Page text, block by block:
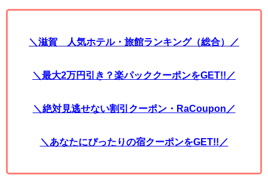
＼滋賀 人気ホテル・旅館ランキング（総合）／
＼最大2万円引き？楽パッククーポンをGET!!／
＼絶対見逃せない割引クーポン・RaCoupon／
＼あなたにぴったりの宿クーポンをGET!!／